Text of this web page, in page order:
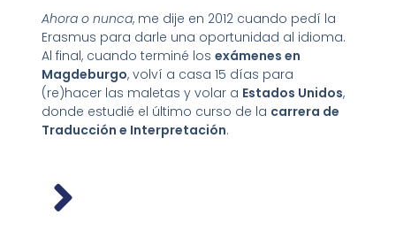
Ahora o nunca, me dije en 2012 cuando pedí la
Erasmus para darle una oportunidad al idioma.
Al final, cuando terminé los exámenes en
Magdeburgo, volví a casa 15 días para
(re)hacer las maletas y volar a Estados Unidos,
donde estudié el último curso de la carrera de
Traducción e Interpretación.